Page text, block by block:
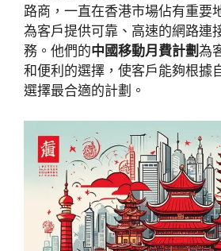
路商，一直在香港市場佔有重要
為客戶提供可靠、高速的網路連
務。他們的中國移動月費計劃 為
和便利的選擇，使客戶能夠根據
選擇最合適的計劃。